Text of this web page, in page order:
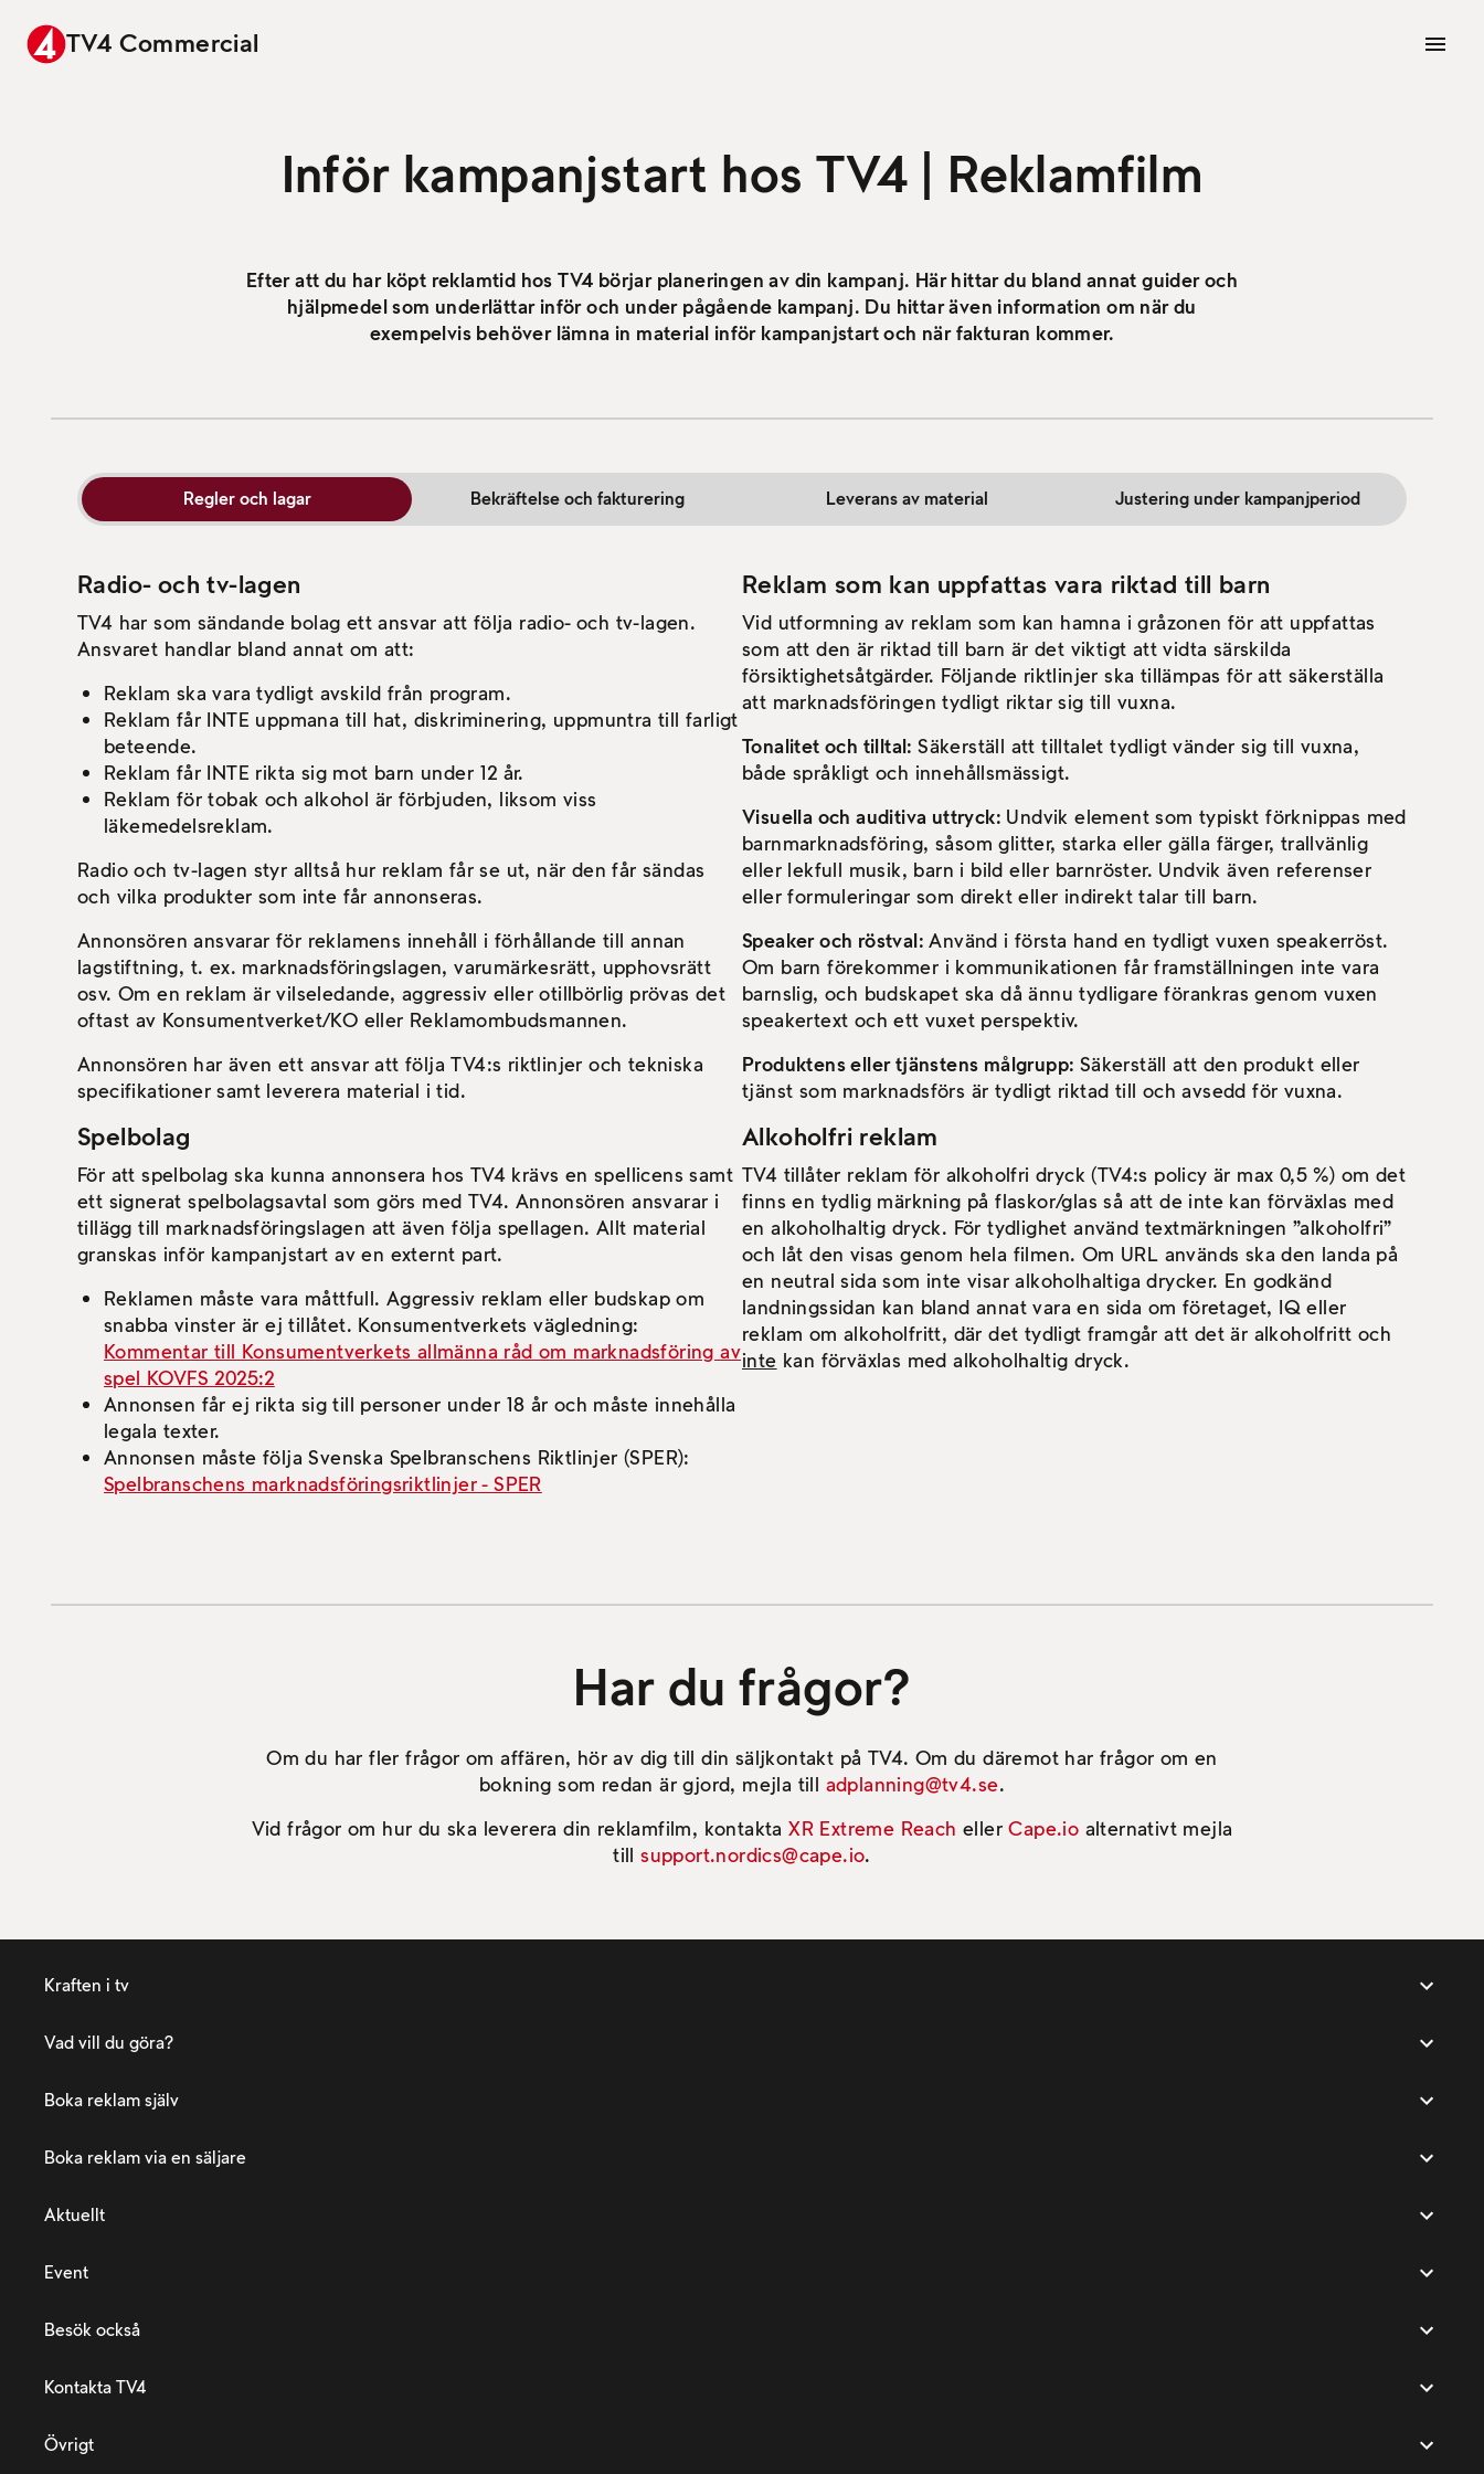
TV4 Commercial
Inför kampanjstart hos TV4 | Reklamfilm
Efter att du har köpt reklamtid hos TV4 börjar planeringen av din kampanj. Här hittar du bland annat guider och
hjälpmedel som underlättar inför och under pågående kampanj. Du hittar även information om när du
exempelvis behöver lämna in material inför kampanjstart och när fakturan kommer.
Regler och lagar Bekräftelse och fakturering Leverans av material Justering under kampanjperiod
Radio- och tv-lagen
TV4 har som sändande bolag ett ansvar att följa radio- och tv-lagen.
Ansvaret handlar bland annat om att:
Reklam ska vara tydligt avskild från program.
Reklam får INTE uppmana till hat, diskriminering, uppmuntra till farligt
beteende.
Reklam får INTE rikta sig mot barn under 12 år.
Reklam för tobak och alkohol är förbjuden, liksom viss
läkemedelsreklam.
Radio och tv-lagen styr alltså hur reklam får se ut, när den får sändas
och vilka produkter som inte får annonseras.
Annonsören ansvarar för reklamens innehåll i förhållande till annan
lagstiftning, t. ex. marknadsföringslagen, varumärkesrätt, upphovsrätt
osv. Om en reklam är vilseledande, aggressiv eller otillbörlig prövas det
oftast av Konsumentverket/KO eller Reklamombudsmannen.
Annonsören har även ett ansvar att följa TV4:s riktlinjer och tekniska
specifikationer samt leverera material i tid.
Spelbolag
För att spelbolag ska kunna annonsera hos TV4 krävs en spellicens samt
ett signerat spelbolagsavtal som görs med TV4. Annonsören ansvarar i
tillägg till marknadsföringslagen att även följa spellagen. Allt material
granskas inför kampanjstart av en externt part.
Reklamen måste vara måttfull. Aggressiv reklam eller budskap om
snabba vinster är ej tillåtet. Konsumentverkets vägledning:
Kommentar till Konsumentverkets allmänna råd om marknadsföring av
spel KOVFS 2025:2
Annonsen får ej rikta sig till personer under 18 år och måste innehålla
legala texter.
Annonsen måste följa Svenska Spelbranschens Riktlinjer (SPER):
Spelbranschens marknadsföringsriktlinjer - SPER
Reklam som kan uppfattas vara riktad till barn
Vid utformning av reklam som kan hamna i gråzonen för att uppfattas
som att den är riktad till barn är det viktigt att vidta särskilda
försiktighetsåtgärder. Följande riktlinjer ska tillämpas för att säkerställa
att marknadsföringen tydligt riktar sig till vuxna.
Tonalitet och tilltal:Säkerställ att tilltalet tydligt vänder sig till vuxna,
både språkligt och innehållsmässigt.
Visuella och auditiva uttryck: Undvik element som typiskt förknippas med
barnmarknadsföring, såsom glitter, starka eller gälla färger, trallvänlig
eller lekfull musik, barn i bild eller barnröster. Undvik även referenser
eller formuleringar som direkt eller indirekt talar till barn.
Speaker och röstval:Använd i första hand en tydligt vuxen speakerröst.
Om barn förekommer i kommunikationen får framställningen inte vara
barnslig, och budskapet ska då ännu tydligare förankras genom vuxen
speakertext och ett vuxet perspektiv.
Produktens eller tjänstens målgrupp: Säkerställ att den produkt eller
tjänst som marknadsförs är tydligt riktad till och avsedd för vuxna.
Alkoholfri reklam
TV4 tillåter reklam för alkoholfri dryck (TV4:s policy är max 0,5 %) om det
finns en tydlig märkning på flaskor/glas så att de inte kan förväxlas med
en alkoholhaltig dryck. För tydlighet använd textmärkningen ”alkoholfri”
och låt den visas genom hela filmen. Om URL används ska den landa på
en neutral sida som inte visar alkoholhaltiga drycker. En godkänd
landningssidan kan bland annat vara en sida om företaget, IQ eller
reklam om alkoholfritt, där det tydligt framgår att det är alkoholfritt och
inte kan förväxlas med alkoholhaltig dryck.
Har du frågor?
Om du har fler frågor om affären, hör av dig till din säljkontakt på TV4. Om du däremot har frågor om en
bokning som redan är gjord, mejla till adplanning@tv4.se.
Vid frågor om hur du ska leverera din reklamfilm, kontaktaXR Extreme Reach ellerCape.io alternativt mejla
tillsupport.nordics@cape.io.
Kraften i tv
Vad vill du göra?
Boka reklam själv
Boka reklam via en säljare
Aktuellt
Event
Besök också
Kontakta TV4
Övrigt